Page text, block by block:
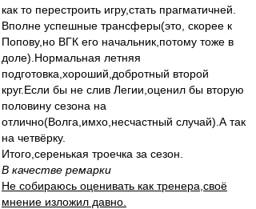
как то перестроить игру,стать прагматичней.
Вполне успешные трансферы(это, скорее к
Попову,но ВГК его начальник,потому тоже в
доле).Нормальная летняя
подготовка,хороший,добротный второй
круг.Если бы не слив Легии,оценил бы вторую
половину сезона на
отлично(Волга,имхо,несчастный случай).А так
на четвёрку.
Итого,серенькая троечка за сезон.
В качестве ремарки
Не собираюсь оценивать как тренера,своё
мнение изложил давно.